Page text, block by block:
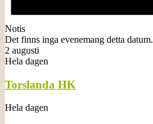
Notis
Det finns inga evenemang detta datum.
2 augusti
Hela dagen
Torslanda HK
Hela dagen